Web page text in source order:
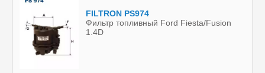
FILTRON PS974
Фильтр топливный Ford Fiesta/Fusion
1.4D